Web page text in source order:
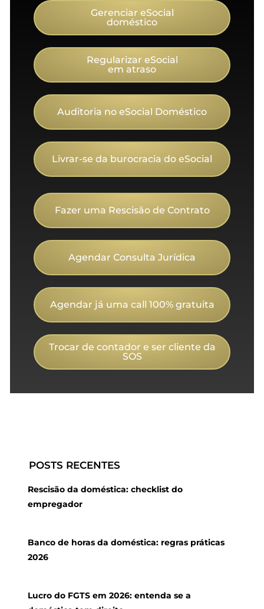
Gerenciar eSocial
doméstico
Regularizar eSocial
em atraso
Auditoria no eSocial Doméstico
Livrar-se da burocracia do eSocial
Fazer uma Rescisão de Contrato
Agendar Consulta Jurídica
Agendar já uma call 100% gratuita
Trocar de contador e ser cliente da
SOS
POSTS RECENTES
Rescisão da doméstica: checklist do
empregador
Banco de horas da doméstica: regras práticas
2026
Lucro do FGTS em 2026: entenda se a